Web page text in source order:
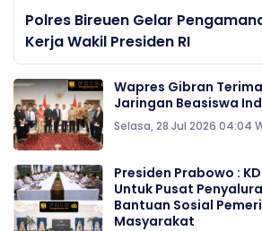
Polres Bireuen Gelar
Kerja Wakil Presiden RI
Wapres Gibran
Jaringan Beasiswa
Selasa, 28 Jul 2026 04:04
Presiden Prabowo :
Untuk Pusat
Bantuan Sosial
Masyarakat